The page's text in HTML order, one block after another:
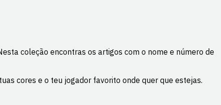
coleção encontras os artigos com o nome e número de
cores e o teu jogador favorito onde quer que estejas.